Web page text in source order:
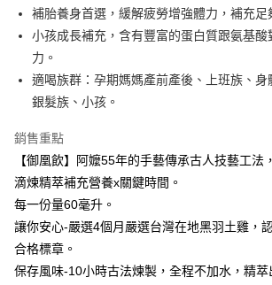
３．安心：先確認商品／服務後，再付款。
【「AFTEE先享後付」結帳流程】
１．於結帳方式選擇「AFTEE先享後付」後，將跳轉
結帳頁面，進行簡訊認證並確認金額後，即可完成結
２．訂單成立數日內，您將收到繳費通知簡訊。
３．收到繳費通知簡訊後14天內，點擊此簡訊中的連
※ 請注意：結帳手續完成當下不需立刻繳費，但若您
後付繳納相關費用。
※ 交易是否成功請以「AFTEE先享後付 」之結帳頁面
是否繳費成功／繳費後需取消欲退款等相關疑問，請
客戶支援中心」 https://netprotections.freshdesk.com/
【注意事項】
１．透過由恩沛科技股份有限公司提供之「AFTEE先
易，需依本服務之必要範圍內提供個人資料，並將交
冷凍7-11取貨(快速到店)
每筆NT$200，滿NT$2,000(含以上)免運費
每筆NT$200，滿NT$2,000(含以上)免運費
補胎養身首選，緩解疲勞增強體力，補充足
小孩成長補充，含有豐富的蛋白質跟氨基
力。
適喝族群：孕期媽媽產前產後、上班族、身
銀髮族、小孩。
銷售重點
【御凰飲】阿嬤55年的手藝傳承古人技藝工法
滴煉精萃補充營養x關鍵時間。
每一份量60毫升。
讓你安心-嚴選4個月嚴選台灣在地黑羽土雞，
合格標章。
保存風味-10小時古法煉製，全程不加水，精萃